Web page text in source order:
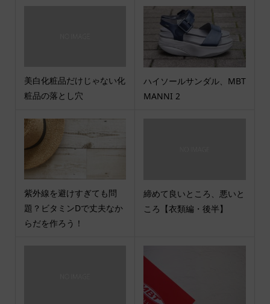
美白化粧品だけじゃない化
粧品の落とし穴
ハイソールサンダル、MBT
MANNI 2
紫外線を避けすぎても問
題？ビタミンDで丈夫なか
らだを作ろう！
締めて良いところ、悪いと
ころ【衣類編・後半】